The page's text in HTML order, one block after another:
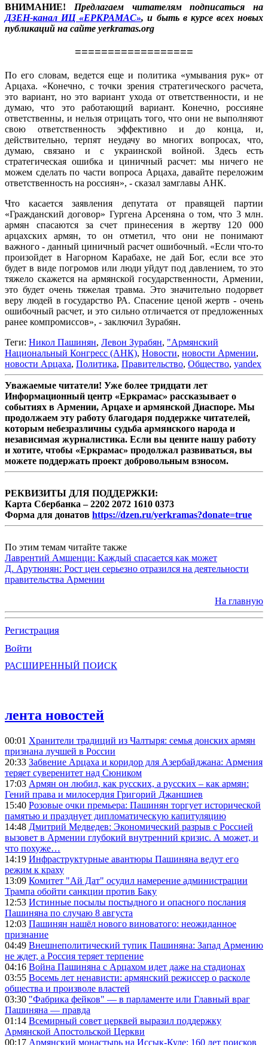
ВНИМАНИЕ! Предлагаем читателям подписаться на
ДЗЕН-канал ИЦ «ЕРКРАМАС», и быть в курсе всех новых
публикаций на сайте yerkramas.org
==================
По его словам, ведется еще и политика «умывания рук» от
Арцаха. «Конечно, с точки зрения стратегического расчета,
это вариант, но это вариант ухода от ответственности, и не
думаю, что это работающий вариант. Конечно, россияне
ответственны, и нельзя отрицать того, что они не выполняют
свою ответственность эффективно и до конца, и,
действительно, терпят неудачу во многих вопросах, что,
думаю, связано и с украинской войной. Здесь есть
стратегическая ошибка и циничный расчет: мы ничего не
можем сделать по части вопроса Арцаха, давайте переложим
ответственность на россиян», - сказал замглавы АНК.
Что касается заявления депутата от правящей партии
«Гражданский договор» Гургена Арсеняна о том, что 3 млн.
армян спасаются за счет принесения в жертву 120 000
арцахских армян, то он отметил, что они не понимают
важного - данный циничный расчет ошибочный. «Если что-то
произойдет в Нагорном Карабахе, не дай Бог, если все это
будет в виде погромов или люди уйдут под давлением, то это
тяжело скажется на армянской государственности, Армении,
это будет очень тяжелая травма. Это значительно подорвет
веру людей в государство РА. Спасение ценой жертв - очень
ошибочный расчет, и это сильно отличается от предложенных
ранее компромиссов», - заключил Зурабян.
Теги: Никол Пашинян, Левон Зурабян, "Армянский
Национальный Конгресс (АНК), Новости, новости Армении,
новости Арцаха, Политика, Правительство, Общество, yandex
Уважаемые читатели! Уже более тридцати лет
Информационный центр «Еркрамас» рассказывает о
событиях в Армении, Арцахе и армянской Диаспоре. Мы
продолжаем эту работу благодаря поддержке читателей,
которым небезразличны судьба армянского народа и
независимая журналистика. Если вы цените нашу работу
и хотите, чтобы «Еркрамас» продолжал развиваться, вы
можете поддержать проект добровольным взносом.
РЕКВИЗИТЫ ДЛЯ ПОДДЕРЖКИ:
Карта Сбербанка – 2202 2072 1610 0373
Форма для донатов https://dzen.ru/yerkramas?donate=true
По этим темам читайте также
Лаврентий Амшенци: Каждый спасается как может
Д. Арутюнян: Рост цен серьезно отразился на деятельности
правительства Армении
На главную
Регистрация
Войти
РАСШИРЕННЫЙ ПОИСК
лента новостей
00:01 Хранители традиций из Чалтыря: семья донских армян
признана лучшей в России
20:33 Забвение Арцаха и коридор для Азербайджана: Армения
теряет суверенитет над Сюником
17:03 Армян он любил, как русских, а русских – как армян:
Гений права и милосердия Григорий Джаншиев
15:40 Розовые очки премьера: Пашинян торгует исторической
памятью и празднует дипломатическую капитуляцию
14:48 Дмитрий Медведев: Экономический разрыв с Россией
вызовет в Армении глубокий внутренний кризис. А может, и
что похуже…
14:19 Инфраструктурные авантюры Пашиняна ведут его
режим к краху
13:09 Комитет "Ай Дат" осудил намерение администрации
Трампа обойти санкции против Баку
12:53 Истинные посылы постыдного и опасного послания
Пашиняна по случаю 8 августа
12:03 Пашинян нашёл нового виноватого: неожиданное
признание
04:49 Внешнеполитический тупик Пашиняна: Запад Армению
не ждет, а Россия теряет терпение
04:16 Война Пашиняна с Арцахом идет даже на стадионах
03:55 Восемь лет ненависти: армянский режиссер о расколе
общества и произволе властей
03:30 "Фабрика фейков" — в парламенте или Главный враг
Пашиняна — правда
01:14 Всемирный совет церквей выразил поддержку
Армянской Апостольской Церкви
00:17 Армянский монастырь на Иссык-Куле: 160 лет поисков